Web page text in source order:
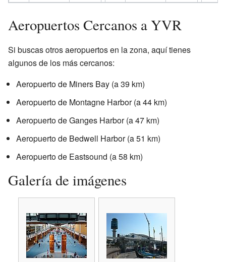
Aeropuertos Cercanos a YVR
Si buscas otros aeropuertos en la zona, aquí tienes
algunos de los más cercanos:
Aeropuerto de Miners Bay (a 39 km)
Aeropuerto de Montagne Harbor (a 44 km)
Aeropuerto de Ganges Harbor (a 47 km)
Aeropuerto de Bedwell Harbor (a 51 km)
Aeropuerto de Eastsound (a 58 km)
Galería de imágenes